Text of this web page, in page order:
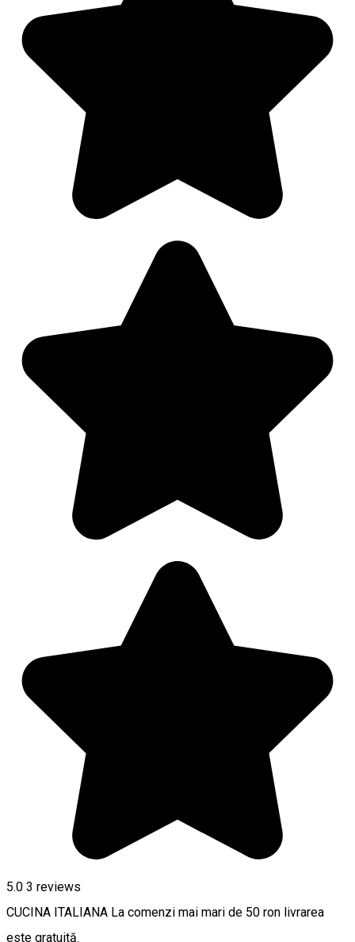
5.0 3 reviews
CUCINA ITALIANA La comenzi mai mari de 50 ron livrarea
este gratuită.